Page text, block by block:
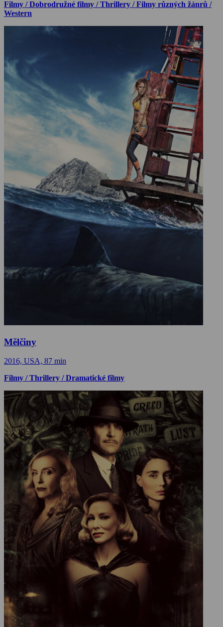
Filmy / Dobrodružné filmy / Thrillery / Filmy různých žánrů /
Western
Mělčiny
2016, USA, 87 min
Filmy / Thrillery / Dramatické filmy